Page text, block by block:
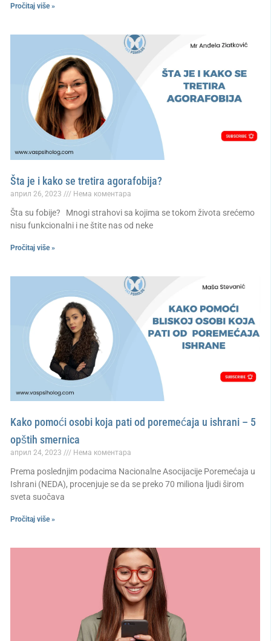
Pročitaj više »
Šta je i kako se tretira agorafobija?
април 26, 2023 Нема коментара
Šta su fobije? Mnogi strahovi sa kojima se tokom života srećemo
nisu funkcionalni i ne štite nas od neke
Pročitaj više »
Kako pomoći osobi koja pati od poremećaja u ishrani – 5
opštih smernica
април 24, 2023 Нема коментара
Prema poslednjim podacima Nacionalne Asocijacije Poremećaja u
Ishrani (NEDA), procenjuje se da se preko 70 miliona ljudi širom
sveta suočava
Pročitaj više »